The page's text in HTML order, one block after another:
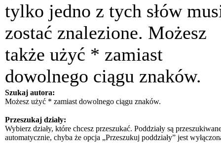
tylko jedno z tych słów
zostać znalezione. Możesz
także użyć * zamiast
dowolnego ciągu znaków.
Szukaj autora:
Możesz użyć * zamiast dowolnego ciągu znaków.
Przeszukaj działy:
Wybierz działy, które chcesz przeszukać. Poddziały są
automatycznie, chyba że opcja „Przeszukuj poddziały” jest